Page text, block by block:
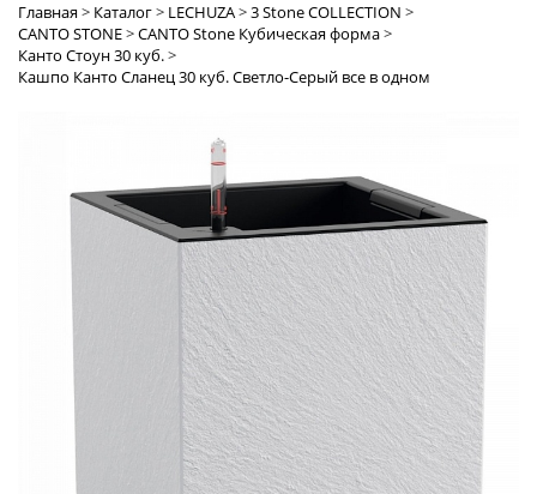
Главная> Каталог> LECHUZA>3 Stone COLLECTION >
CANTO STONE>CANTO Stone Кубическая форма>
Канто Стоун 30 куб.>
Кашпо Канто Сланец 30 куб. Светло-Серый все в одном